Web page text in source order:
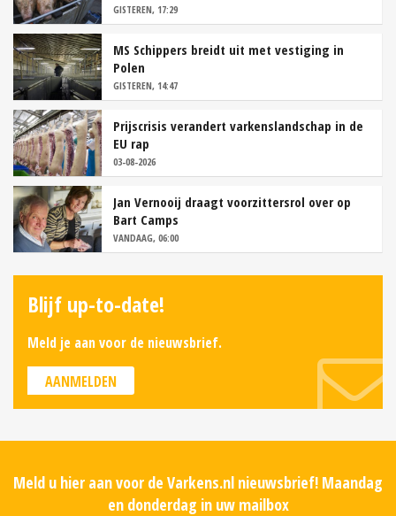
GISTEREN, 17:29
MS Schippers breidt uit met vestiging in
Polen
GISTEREN, 14:47
Prijscrisis verandert varkenslandschap in de
EU rap
03-08-2026
Jan Vernooij draagt voorzittersrol over op
Bart Camps
VANDAAG, 06:00
Blijf up-to-date!
Meld je aan voor de nieuwsbrief.
AANMELDEN
Meld u hier aan voor de Varkens.nl nieuwsbrief! Maandag
en donderdag in uw mailbox